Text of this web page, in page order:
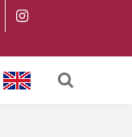
ENGLISH